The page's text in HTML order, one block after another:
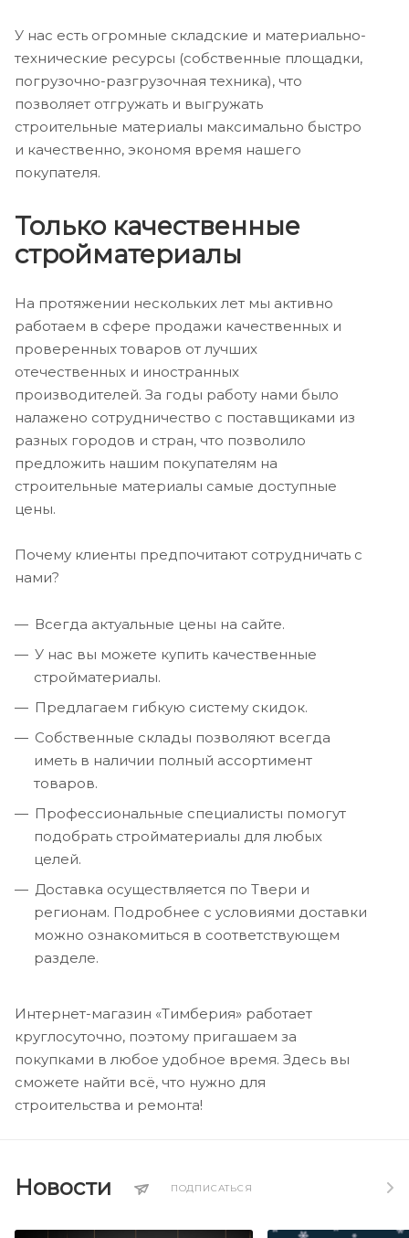
У нас есть огромные складские и материально-
технические ресурсы (собственные площадки,
погрузочно-разгрузочная техника), что
позволяет отгружать и выгружать
строительные материалы максимально быстро
и качественно, экономя время нашего
покупателя.
Только качественные
стройматериалы
На протяжении нескольких лет мы активно
работаем в сфере продажи качественных и
проверенных товаров от лучших
отечественных и иностранных
производителей. За годы работу нами было
налажено сотрудничество с поставщиками из
разных городов и стран, что позволило
предложить нашим покупателям на
строительные материалы самые доступные
цены.
Почему клиенты предпочитают сотрудничать с
нами?
Всегда актуальные цены на сайте.
У нас вы можете купить качественные
стройматериалы.
Предлагаем гибкую систему скидок.
Собственные склады позволяют всегда
иметь в наличии полный ассортимент
товаров.
Профессиональные специалисты помогут
подобрать стройматериалы для любых
целей.
Доставка осуществляется по Твери и
регионам. Подробнее с условиями доставки
можно ознакомиться в соответствующем
разделе.
Интернет-магазин «Тимберия» работает
круглосуточно, поэтому пригашаем за
покупками в любое удобное время. Здесь вы
сможете найти всё, что нужно для
строительства и ремонта!
Новости ПОДПИСАТЬСЯ